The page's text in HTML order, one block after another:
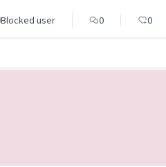
Blocked user 0 0